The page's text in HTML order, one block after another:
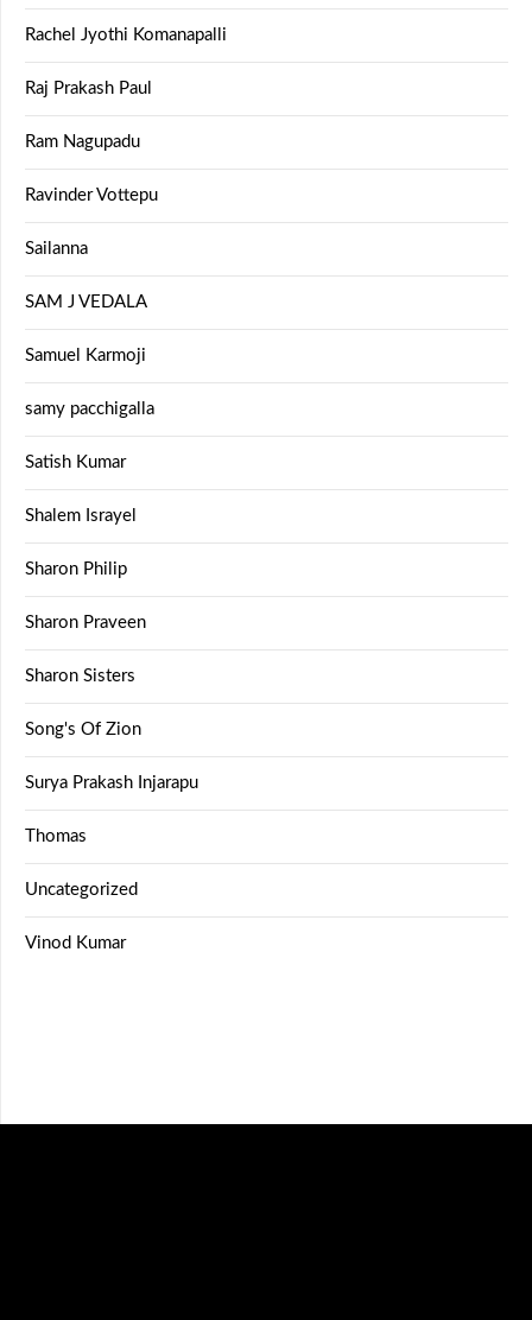
Rachel Jyothi Komanapalli
Raj Prakash Paul
Ram Nagupadu
Ravinder Vottepu
Sailanna
SAM J VEDALA
Samuel Karmoji
samy pacchigalla
Satish Kumar
Shalem Israyel
Sharon Philip
Sharon Praveen
Sharon Sisters
Song's Of Zion
Surya Prakash Injarapu
Thomas
Uncategorized
Vinod Kumar